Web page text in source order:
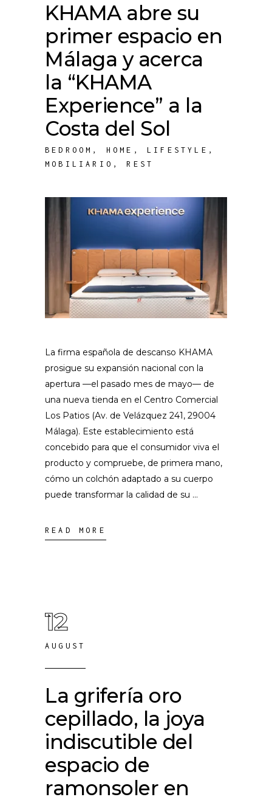
KHAMA abre su
primer espacio en
Málaga y acerca
la “KHAMA
Experience” a la
Costa del Sol
BEDROOM , HOME ,LIFESTYLE ,
MOBILIARIO ,REST
La firma española de descanso KHAMA
prosigue su expansión nacional con la
apertura —el pasado mes de mayo— de
una nueva tienda en el Centro Comercial
Los Patios (Av. de Velázquez 241, 29004
Málaga). Este establecimiento está
concebido para que el consumidor viva el
producto y compruebe, de primera mano,
cómo un colchón adaptado a su cuerpo
puede transformar la calidad de su
READ MORE
12
AUGUST
La grifería oro
cepillado, la joya
indiscutible del
espacio de
ramonsoler en